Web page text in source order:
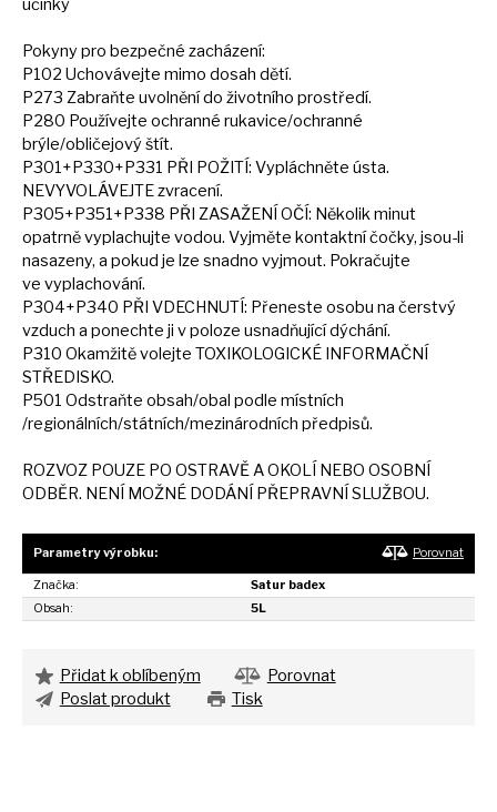
účinky
Pokyny pro bezpečné zacházení:
P102 Uchovávejte mimo dosah dětí.
P273 Zabraňte uvolněnído životního prostředí.
P280 Používejte ochranné rukavice/ochranné
brýle/obličejový štít.
P301+P330+P331 PŘI POŽITÍ: Vypláchněte ústa.
NEVYVOLÁVEJTE zvracení.
P305+P351+P338 PŘI ZASAŽENÍ OČÍ: Několik minut
opatrně vyplachujte vodou. Vyjměte kontaktní čočky, jsou-li
nasazeny, a pokud je lze snadno vyjmout. Pokračujte
ve vyplachování.
P304+P340 PŘI VDECHNUTÍ: Přeneste osobu na čerstvý
vzduch a ponechte ji v poloze usnadňující dýchání.
P310 Okamžitě volejte TOXIKOLOGICKÉ INFORMAČNÍ
STŘEDISKO.
P501 Odstraňte obsah/obal podle místních
/regionálních/státních/mezinárodních předpisů.
ROZVOZ POUZE PO OSTRAVĚAOKOLÍ NEBO OSOBNÍ
ODBĚR. NENÍ MOŽNÉ DODÁNÍ PŘEPRAVNÍ SLUŽBOU.
Parametry výrobku: Porovnat
Značka:
Satur badex
Obsah:
5L
Přidat k oblíbeným
Porovnat
Poslat produkt
Tisk